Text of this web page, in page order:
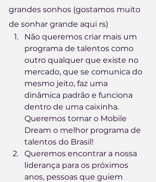
grandes sonhos (gostamos muito
de sonhar grande aqui rs)
Não queremos criar mais um
programa de talentos como
outro qualquer que existe no
mercado, que se comunica do
mesmo jeito, faz uma
dinâmica padrão e funciona
dentro de uma caixinha.
Queremos tornar o Mobile
Dream o melhor programa de
talentos do Brasil!
Queremos encontrar a nossa
liderança para os próximos
anos, pessoas que guiem